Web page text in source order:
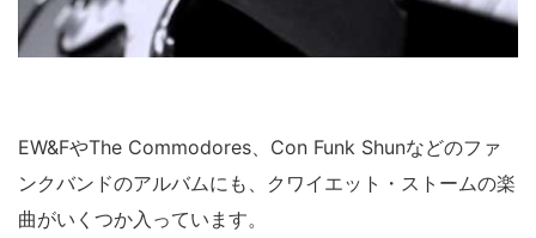
EW&FやThe Commodores、Con Funk Shunなどのファ
ンクバンドのアルバムにも、クワイエット・ストームの楽
曲がいくつか入っています。